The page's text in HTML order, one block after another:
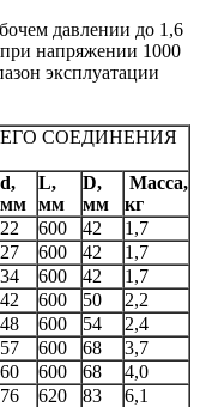
давлении до 1,6
напряжении 1000
эксплуатации
СОЕДИНЕНИЯ
d,
мм
L,
мм
D,
мм
Масса,
кг
22 600 42
1,7
27 600 42
1,7
34 600 42
1,7
42 600 50
2,2
48 600 54
2,4
57 600 68
3,7
60 600 68
4,0
76 620 83
6,1